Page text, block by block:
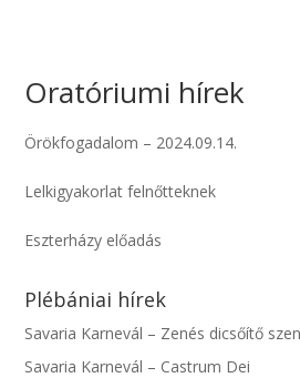
Oratóriumi hírek
Örökfogadalom – 2024.09.14.
Lelkigyakorlat felnőtteknek
Eszterházy előadás
Plébániai hírek
Savaria Karnevál – Zenés dicsőítő
Savaria Karnevál – Castrum Dei